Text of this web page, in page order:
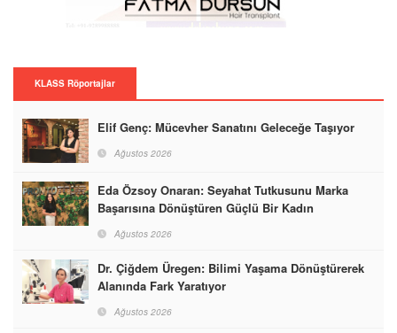
KLASS Röportajlar
Elif Genç: Mücevher Sanatını Geleceğe Taşıyor
Ağustos 2026
Eda Özsoy Onaran: Seyahat Tutkusunu Marka
Başarısına Dönüştüren Güçlü Bir Kadın
Ağustos 2026
Dr. Çiğdem Üregen: Bilimi Yaşama Dönüştürerek
Alanında Fark Yaratıyor
Ağustos 2026